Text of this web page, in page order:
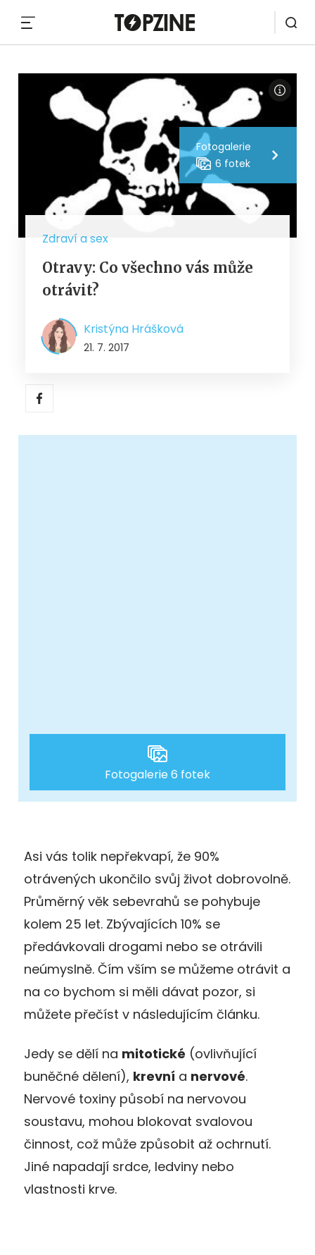
Fotogalerie
6 fotek
Zdraví a sex
Otravy: Co všechno vás může
otrávit?
Kristýna Hrášková
21. 7. 2017
Fotogalerie 6 fotek
Asi vás tolik nepřekvapí, že 90%
otrávených ukončilo svůj život dobrovolně.
Průměrný věk sebevrahů se pohybuje
kolem 25 let. Zbývajících 10% se
předávkovali drogami nebo se otrávili
neúmyslně. Čím vším se můžeme otrávit a
na co bychom si měli dávat pozor, si
můžete přečíst v následujícím článku.
Jedy se dělí na mitotické (ovlivňující
buněčné dělení), krevní a nervové.
Nervové toxiny působí na nervovou
soustavu, mohou blokovat svalovou
činnost, což může způsobit až ochrnutí.
Jiné napadají srdce, ledviny nebo
vlastnosti krve.